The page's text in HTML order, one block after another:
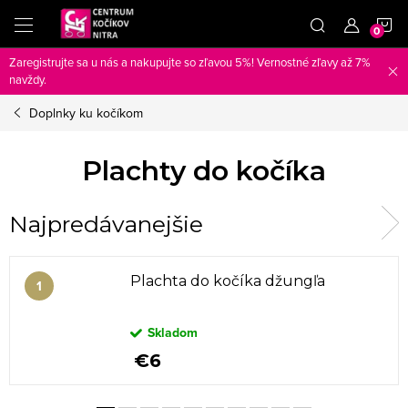
obsah
Zaregistrujte sa u nás a nakupujte so zľavou 5%! Vernostné zľavy až 7%
navždy.
Doplnky ku kočíkom
Plachty do kočíka
Najpredávanejšie
Plachta do kočíka džungľa
Skladom
€6